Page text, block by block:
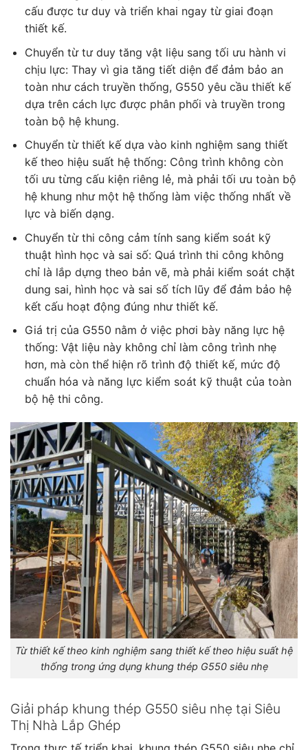
cấu được tư duy và triển khai ngay từ giai đoạn
thiết kế.
Chuyển từ tư duy tăng vật liệu sang tối ưu hành vi
chịu lực: Thay vì gia tăng tiết diện để đảm bảo an
toàn như cách truyền thống, G550 yêu cầu thiết kế
dựa trên cách lực được phân phối và truyền trong
toàn bộ hệ khung.
Chuyển từ thiết kế dựa vào kinh nghiệm sang thiết
kế theo hiệu suất hệ thống: Công trình không còn
tối ưu từng cấu kiện riêng lẻ, mà phải tối ưu toàn bộ
hệ khung như một hệ thống làm việc thống nhất về
lực và biến dạng.
Chuyển từ thi công cảm tính sang kiểm soát kỹ
thuật hình học và sai số: Quá trình thi công không
chỉ là lắp dựng theo bản vẽ, mà phải kiểm soát chặt
dung sai, hình học và sai số tích lũy để đảm bảo hệ
kết cấu hoạt động đúng như thiết kế.
Giá trị của G550 nằm ở việc phơi bày năng lực hệ
thống: Vật liệu này không chỉ làm công trình nhẹ
hơn, mà còn thể hiện rõ trình độ thiết kế, mức độ
chuẩn hóa và năng lực kiểm soát kỹ thuật của toàn
bộ hệ thi công.
Từ thiết kế theo kinh nghiệm sang thiết kế theo hiệu suất hệ
thống trong ứng dụng khung thép G550 siêu nhẹ
Giải pháp khung thép G550 siêu nhẹ tại Siêu
Thị Nhà Lắp Ghép